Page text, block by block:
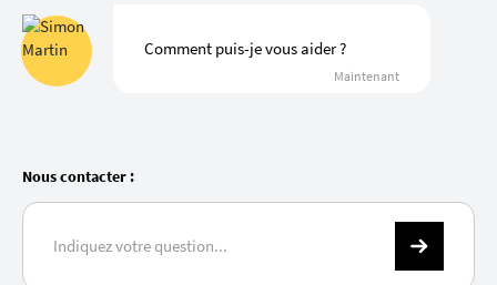
Comment puis-je vous aider ?
Maintenant
Nous contacter :